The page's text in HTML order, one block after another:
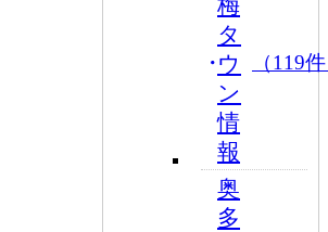
タ
ウ
ン
情
報
（119
奥
多